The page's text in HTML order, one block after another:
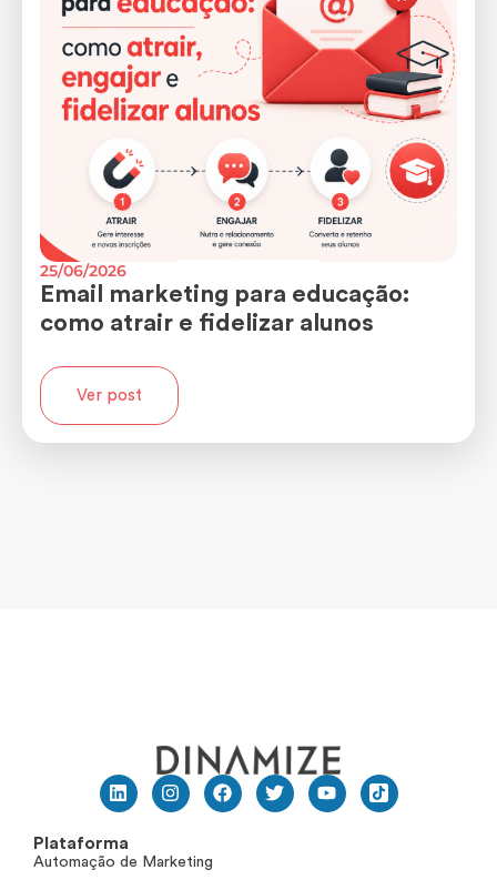
25/06/2026
Email marketing para educação:
como atrair e fidelizar alunos
Ver post
Plataforma
Automação de Marketing